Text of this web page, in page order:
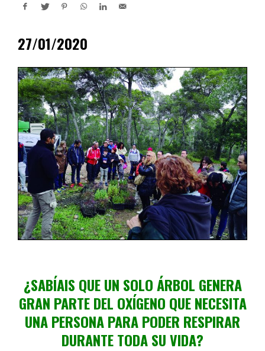
27/01/2020
¿SABÍAIS QUE UN SOLO ÁRBOL GENERA
GRAN PARTE DEL OXÍGENO QUENECESITA
UNA PERSONA PARA PODER RESPIRAR
DURANTE TODA SU VIDA?